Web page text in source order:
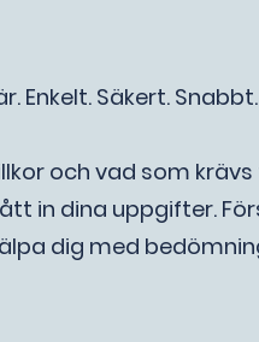
Enkelt. Säkert. Snabbt.
och vad som
in dina uppgifter.
dig med